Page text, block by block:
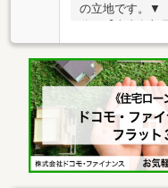
の立地です。▼
部屋位置です。
コニーの奥行き
なります。・シ
るカウンター
の会話を楽しみ
す。▼ 分譲・施
【株式会社富士
リーズのマンシ